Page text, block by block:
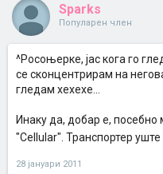
Sparks
Популарен член
^Росоњерке, јас кога го
се сконцентрирам на
гледам хехехе...
Инаку да, добар е,
"Cellular". Транспортер
28 јануари 2011